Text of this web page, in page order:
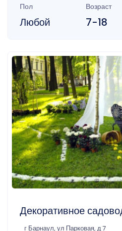
Пол
Любой
Возраст
7-18
Декоративное
г Барнаул, ул Парковая, д 7